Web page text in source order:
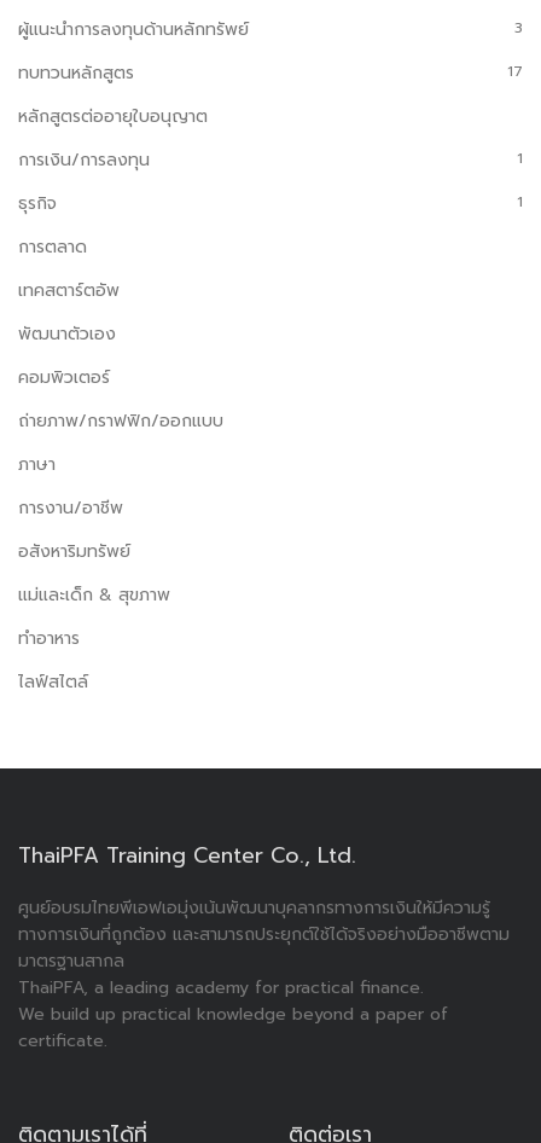
ผู้แนะนำการลงทุนด้านหลักทรัพย์ 3
ทบทวนหลักสูตร 17
หลักสูตรต่ออายุใบอนุญาต
การเงิน/การลงทุน
1
ธุรกิจ 1
การตลาด
เทคสตาร์ตอัพ
พัฒนาตัวเอง
คอมพิวเตอร์
ถ่ายภาพ/กราฟฟิก/ออกแบบ
ภาษา
การงาน/อาชีพ
อสังหาริมทรัพย์
แม่และเด็ก & สุขภาพ
ทำอาหาร
ไลฟ์สไตล์
ThaiPFA Training Center Co., Ltd.
ศูนย์อบรมไทยพีเอฟเอมุ่งเน้นพัฒนาบุคลากรทางการเงินให้มีความรู้
ทางการเงินที่ถูกต้อง และสามารถประยุกต์ใช้ได้จริงอย่างมืออาชีพตาม
มาตรฐานสากล
ThaiPFA, a leading academy for practical finance.
We build up practical knowledge beyond a paper of
certificate.
ติดตามเราได้ที่ ติดต่อเรา